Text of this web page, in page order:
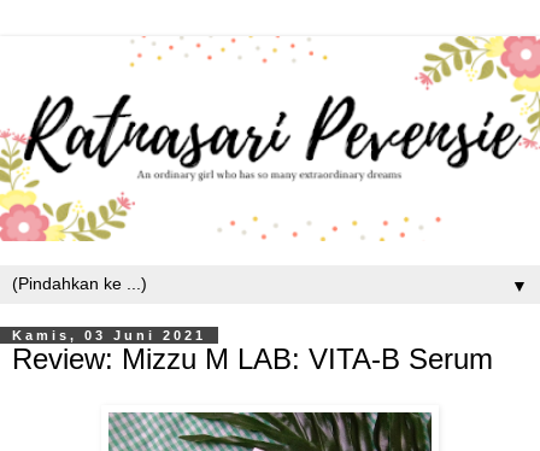
▼
Kamis, 03 Juni 2021
Review: Mizzu M LAB: VITA-B Serum